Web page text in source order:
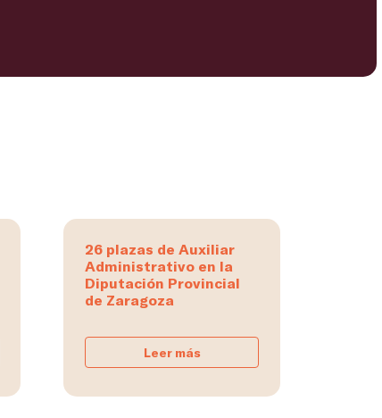
26 plazas de Auxiliar
Administrativo en la
Diputación Provincial
de Zaragoza
Leer más